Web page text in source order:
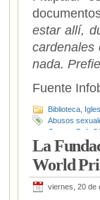
estar allí,
cardenales
nada.
Fuente
Biblioteca
Abusos
George Pell
La
World
viernes, 20 de